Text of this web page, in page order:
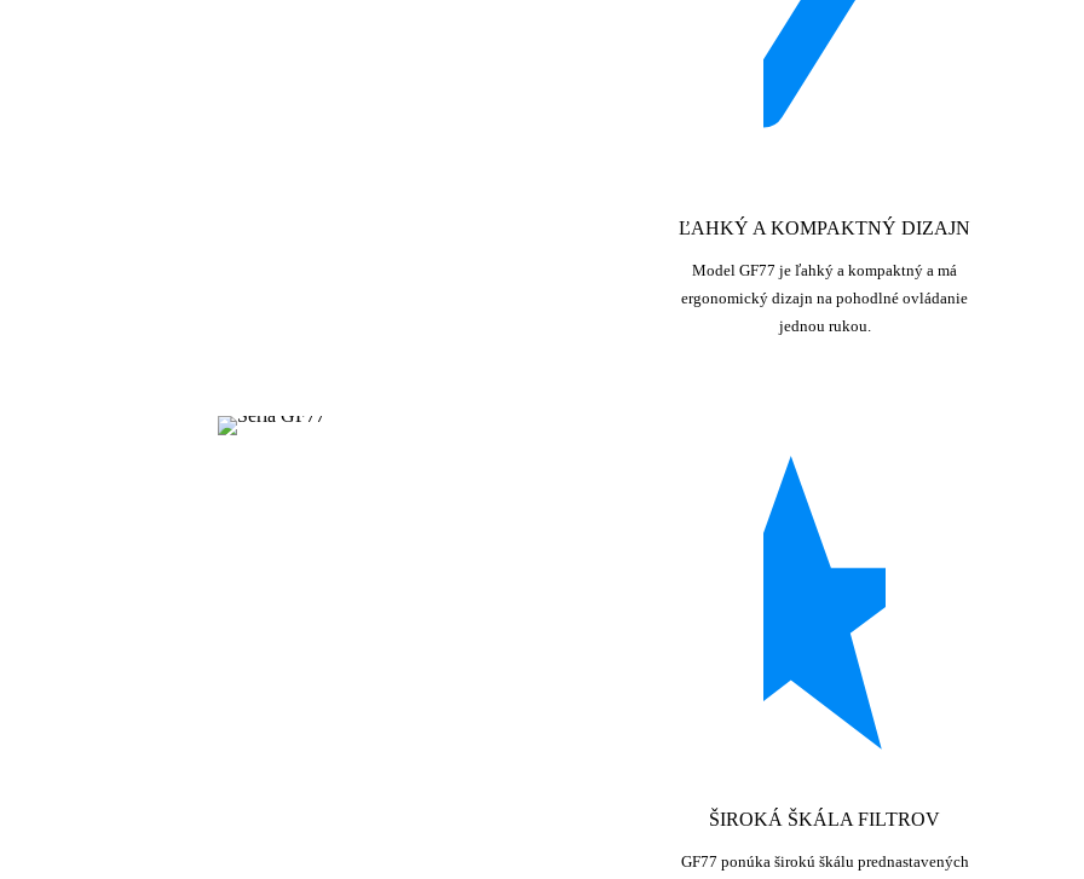
ĽAHKÝ A KOMPAKTNÝ DIZAJN
Model GF77 je ľahký a kompaktný a má
ergonomický dizajn na pohodlné ovládanie
jednou rukou.
ŠIROKÁ ŠKÁLA FILTROV
GF77 ponúka širokú škálu prednastavených